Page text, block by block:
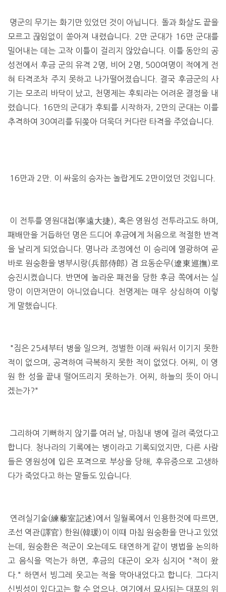
명군의 무기는 화기만 있었던 것이 아닙니다. 돌과 화살도 끝을
모르고 끊임없이 쏟아져 내렸습니다. 2만 군대가 16만 군대를
밀어내는 데는 고작 이틀이 걸리지 않았습니다. 이틀 동안의 공
성전에서 후금 군의 유격 2명, 비어 2명, 500여명이 적에게 전
혀 타격조차 주지 못하고 나가떨어졌습니다. 결국 후금군의 사
기는 모조리 바닥이 났고, 천명제는 후퇴라는 어려운 결정을 내
렸습니다. 16만의 군대가 후퇴를 시작하자, 2만의 군대는 이를
추격하여 30여리를 뒤쫒아 더욱더 커다란 타격을 주었습니다.
16만과 2만. 이 싸움의 승자는 놀랍게도 2만이었던 것입니다.
이 전투를 영원대첩(寧遠大捷), 혹은 영원성 전투라고도 하며,
패배만을 거듭하던 명은 드디어 후금에게 처음으로 적절한 반격
을 날리게 되었습니다. 명나라 조정에선 이 승리에 열광하여 곧
바로 원숭환을 병부시랑(兵部侍郎) 겸 요동순무(遼東巡撫)로
승진시켰습니다. 반면에 놀라운 패전을 당한 후금 쪽에서는 실
망이 이만저만이 아니었습니다. 천명제는 매우 상심하여 이렇
게 말했습니다.
"짐은 25세부터 병을 일으켜, 정벌한 이래 싸워서 이기지 못한
적이 없으며, 공격하여 극복하지 못한 적이 없었다. 어찌, 이 영
원 한 성을 끝내 떨어뜨리지 못하는가. 어찌, 하늘의 뜻이 아니
겠는가?"
그리하여 기뻐하지 않기를 여러 날, 마침내 병에 걸려 죽었다고
합니다. 청나라의 기록에는 병이라고 기록되었지만, 다른 사람
들은 영원성에 입은 포격으로 부상을 당해, 후유증으로 고생하
다가 죽었다고 하는 말들도 있습니다.
연려실기술(練藜室記述)에서 일월록에서 인용한것에 따르면,
조선 역관(譯官) 한원(韓瑗)이 이때 마침 원숭환을 만나고 있었
는데, 원숭환은 적군이 오는데도 태연하게 같이 병법을 논의하
고 음식을 먹는가 하면, 후금의 대군이 오자 심지어 "적이 왔
다." 하면서 빙그레 웃고는 적을 막아내었다고 합니다. 그다지
신빙성이 있다고는 할 수 없으나, 여기에서 묘사되는 대포의 위